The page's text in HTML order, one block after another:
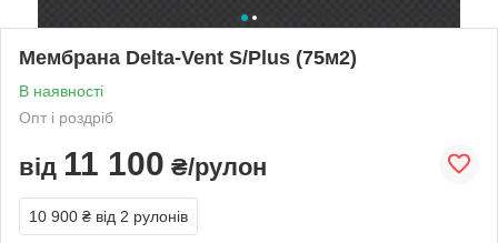
Мембрана Delta-Vent S/Plus (75м2)
В наявності
Опт і роздріб
від 11 100 ₴/рулон
10 900 ₴ від 2 рулонів